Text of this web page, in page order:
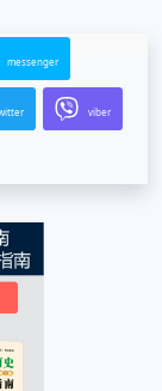
messenger
viber